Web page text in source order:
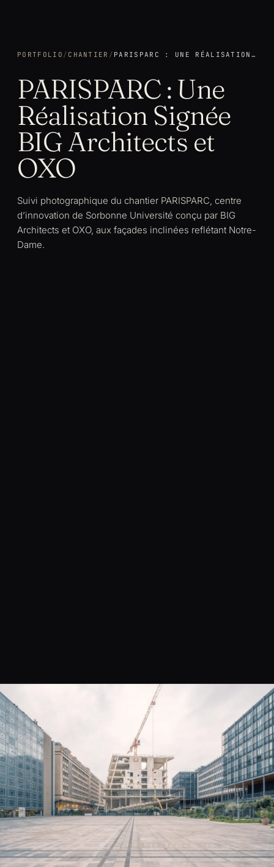
PORTFOLIO / CHANTIER / PARISPARC : UNE RÉALISATION SIGNÉE BIG ARCHITECTS ET OXO
PARISPARC : Une
Réalisation Signée
BIG Architects et
OXO
Suivi photographique du chantier PARISPARC, centre
d’innovation de Sorbonne Université conçu par BIG
Architects et OXO, aux façades inclinées reflétant Notre-
Dame.
DÉCOUVRIR LE PROJET